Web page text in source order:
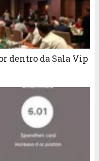
dentro da Sala Vip